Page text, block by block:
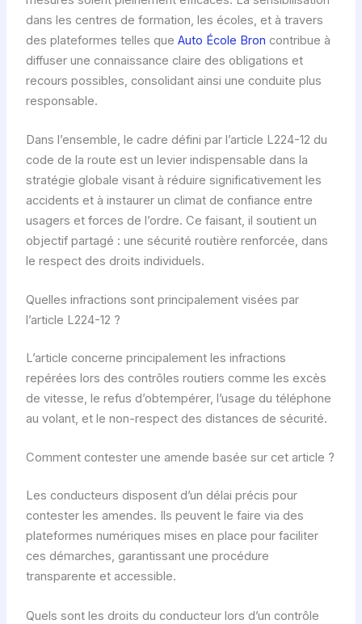
dans les centres de formation, les écoles, et à travers
des plateformes telles que Auto École Bron contribue à
diffuser une connaissance claire des obligations et
recours possibles, consolidant ainsi une conduite plus
responsable.
Dans l’ensemble, le cadre défini par l’article L224-12 du
code de la route est un levier indispensable dans la
stratégie globale visant à réduire significativement les
accidents et à instaurer un climat de confiance entre
usagers et forces de l’ordre. Ce faisant, il soutient un
objectif partagé : une sécurité routière renforcée, dans
le respect des droits individuels.
Quelles infractions sont principalement visées par
l’article L224-12 ?
L’article concerne principalement les infractions
repérées lors des contrôles routiers comme les excès
de vitesse, le refus d’obtempérer, l’usage du téléphone
au volant, et le non-respect des distances de sécurité.
Comment contester une amende basée sur cet article ?
Les conducteurs disposent d’un délai précis pour
contester les amendes. Ils peuvent le faire via des
plateformes numériques mises en place pour faciliter
ces démarches, garantissant une procédure
transparente et accessible.
Quels sont les droits du conducteur lors d’un contrôle